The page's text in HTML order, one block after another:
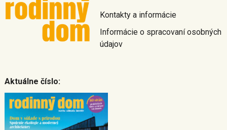
Kontakty a informácie
Informácie o spracovaní osobných
údajov
Aktuálne číslo: